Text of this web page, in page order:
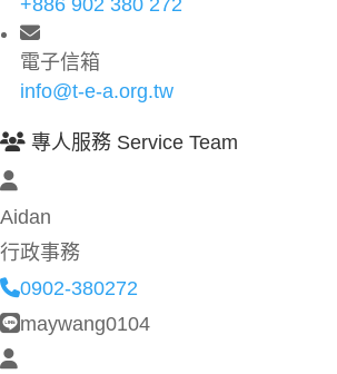
+886 902 380 272
電子信箱
info@t-e-a.org.tw
專人服務 Service Team
Aidan
行政事務
0902-380272
maywang0104